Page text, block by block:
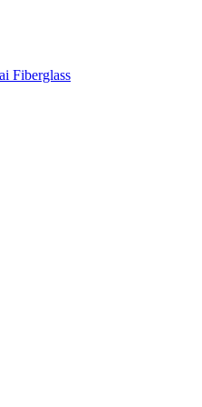
Fiberglass